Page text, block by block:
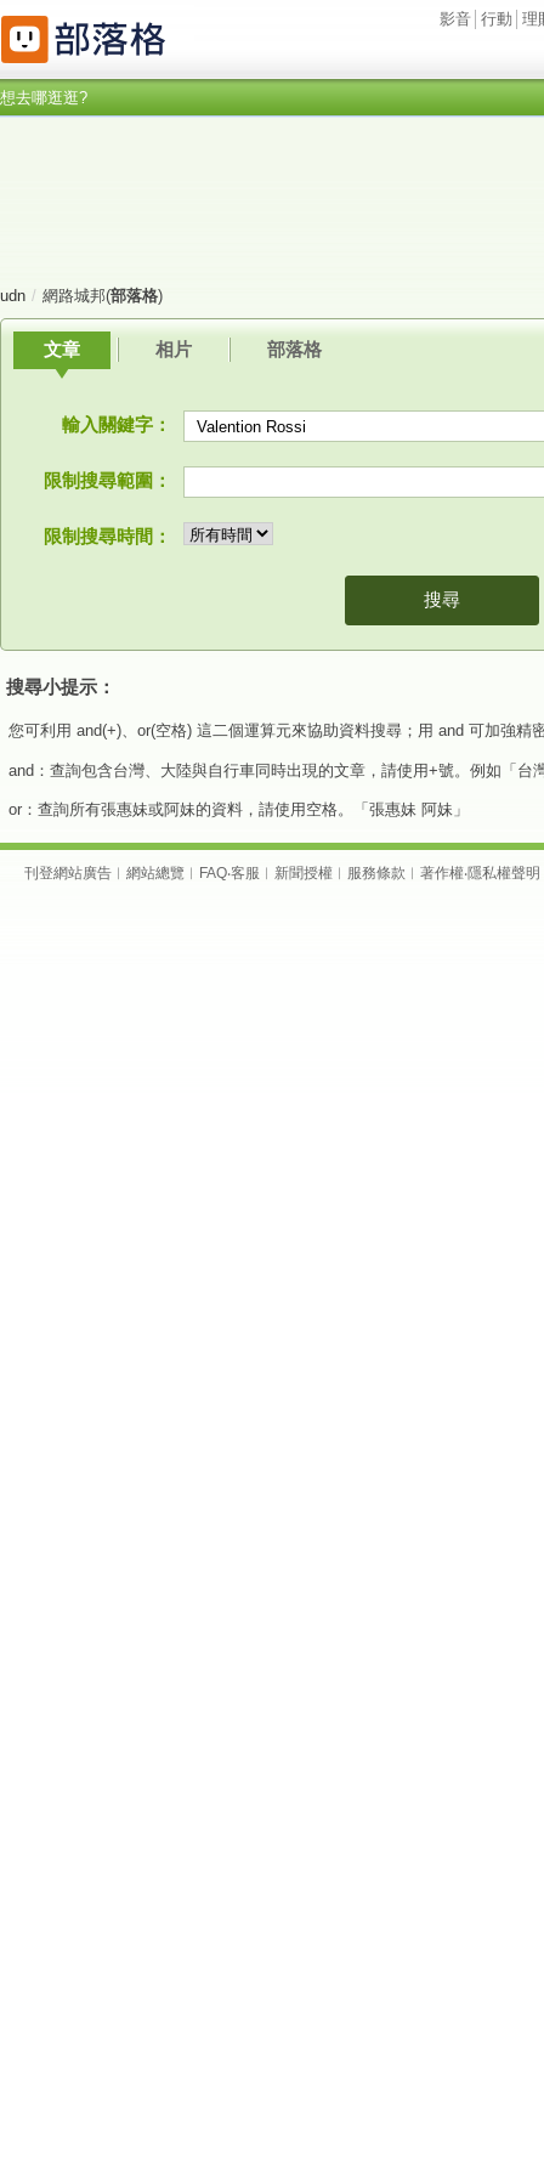
影音 行動 理
想去哪逛逛?
udn / 網路城邦(部落格)
文章 相片 部落格
輸入關鍵字：
限制搜尋範圍：
限制搜尋時間：
搜尋
搜尋小提示：
您可利用 and(+)、or(空格) 這二個運算元來協助資料搜尋；用 and 可加強精
and：查詢包含台灣、大陸與自行車同時出現的文章，請使用+號。例如「台
or：查詢所有張惠妹或阿妹的資料，請使用空格。「張惠妹 阿妹」
刊登網站廣告 ︱ 網站總覽 ︱ FAQ‧客服 ︱ 新聞授權 ︱ 服務條款 ︱ 著作權‧隱私權聲明